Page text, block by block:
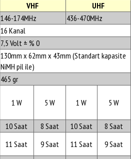
VHF
UHF
146-174MHz
436-470MHz
16 Kanal
7,5 Volt ± % 0
130mm x 62mm x 43mm (Standart kapasite
NiMH pil ile)
465 gr
1 W 5 W 1 W 5 W
10 Saat 8 Saat 10 Saat
8 Saat
11 Saat 9 Saat 11 Saat
9 Saat